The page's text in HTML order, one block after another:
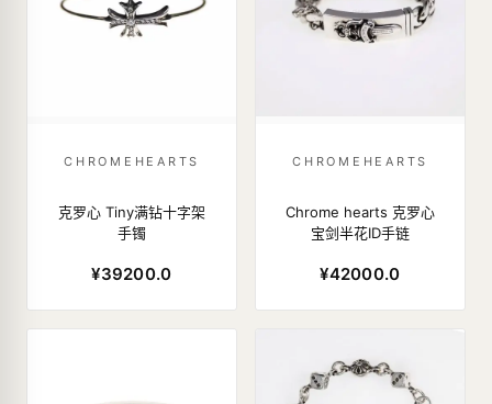
CHROMEHEARTS
克罗心 Tiny满钻十字架
手镯
¥39200.0
CHROMEHEARTS
Chrome hearts 克罗心
宝剑半花ID手链
¥42000.0